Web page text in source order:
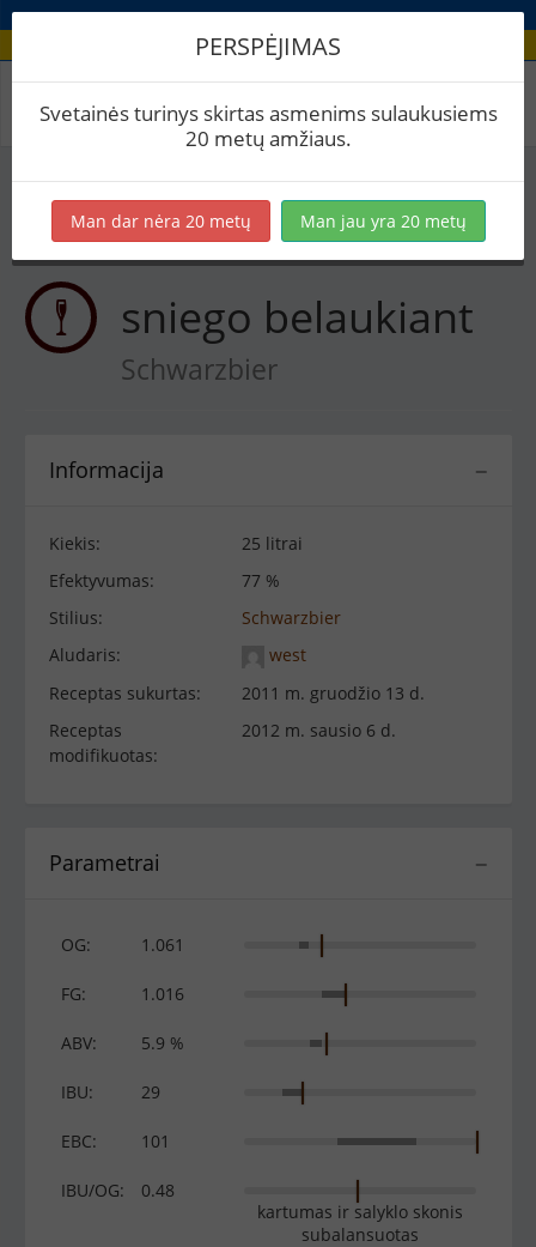
Receptas / sniego belaukiant
Virimai (1)
BeerXML
sniego belaukiant
Schwarzbier
−
Informacija
Kiekis:
25 litrai
Efektyvumas:
77 %
Stilius:
Schwarzbier
Aludaris:
west
Receptas sukurtas:
2011 m. gruodžio 13 d.
Receptas
modifikuotas:
2012 m. sausio 6 d.
−
Parametrai
OG: 1.061
FG: 1.016
ABV: 5.9 %
IBU: 29
EBC: 101
IBU/OG:
0.48
kartumas ir salyklo skonis
subalansuotas
PERSPĖJIMAS
Svetainės turinys skirtas asmenims sulaukusiems
20 metų amžiaus.
Man dar nėra 20 metų Man jau yra 20 metų